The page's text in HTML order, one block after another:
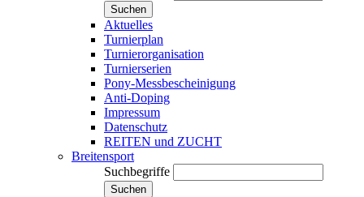
Suchen
Aktuelles
Turnierplan
Turnierorganisation
Turnierserien
Pony-Messbescheinigung
Anti-Doping
Impressum
Datenschutz
REITEN und ZUCHT
Breitensport
Suchbegriffe
Suchen